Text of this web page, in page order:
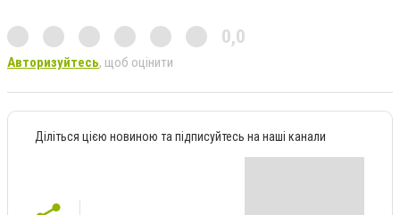
0,0
Авторизуйтесь, щоб оцінити
Діліться цією новиною та підписуйтесь на наші канали